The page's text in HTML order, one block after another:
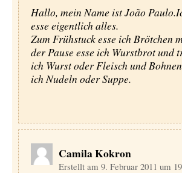
Hallo, mein Name ist João
esse eigentlich alles.
Zum Frühstuck esse ich Brötchen
der Pause esse ich Wurstbrot und
ich Wurst oder Fleisch und
ich Nudeln oder Suppe.
Camila Kokron
Erstellt am 9. Februar 2011 um